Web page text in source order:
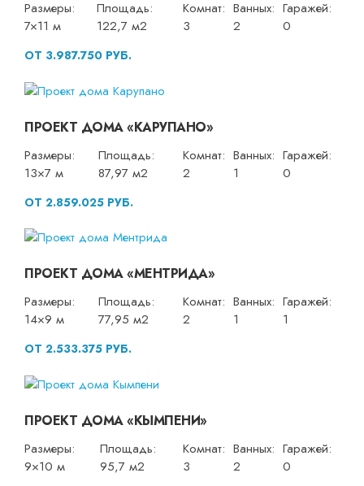
Размеры:
7×11 м
Площадь:
122,7 м2
Комнат:
3
Ванных:
2
Гаражей:
0
ОТ 3.987.750 РУБ.
ПРОЕКТ ДОМА «КАРУПАНО»
Размеры:
13×7 м
Площадь:
87,97 м2
Комнат:
2
Ванных:
1
Гаражей:
0
ОТ 2.859.025 РУБ.
ПРОЕКТ ДОМА «МЕНТРИДА»
Размеры:
14×9 м
Площадь:
77,95 м2
Комнат:
2
Ванных:
1
Гаражей:
1
ОТ 2.533.375 РУБ.
ПРОЕКТ ДОМА «КЫМПЕНИ»
Размеры:
9×10 м
Площадь:
95,7 м2
Комнат:
3
Ванных:
2
Гаражей:
0